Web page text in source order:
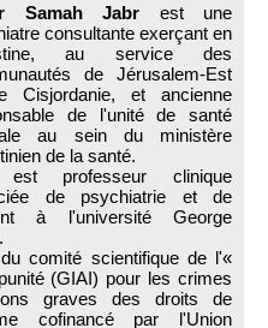
Samah Jabr est une
consultante exerçant en
au service des
de Jérusalem-Est
Cisjordanie, et ancienne
de l'unité de santé
au sein du ministère
de la santé.
professeur clinique
de psychiatrie et de
à l'université George
comité scientifique de l'«
(GIAI) pour les crimes
graves des droits de
cofinancé par l'Union